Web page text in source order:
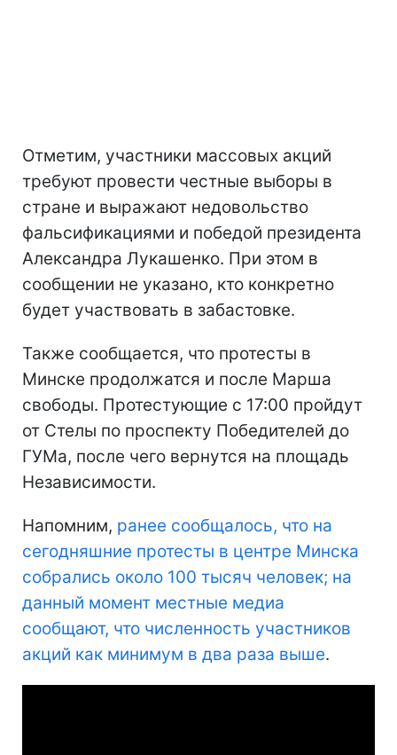
Отметим, участники массовых акций
требуют провести честные выборы в
стране и выражают недовольство
фальсификациями и победой президента
Александра Лукашенко. При этом в
сообщении не указано, кто конкретно
будет участвовать в забастовке.
Также сообщается, что протесты в
Минске продолжатся и после Марша
свободы. Протестующие с 17:00 пройдут
от Стелы по проспекту Победителей до
ГУМа, после чего вернутся на площадь
Независимости.
Напомним, ранее сообщалось, что на
сегодняшние протесты в центре Минска
собрались около 100 тысяч человек; на
данный момент местные медиа
сообщают, что численность участников
акций как минимум в два раза выше.